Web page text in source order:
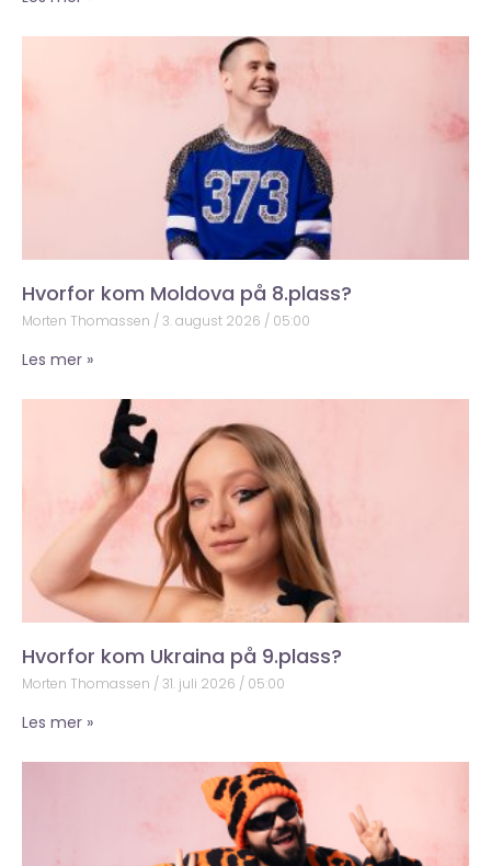
Hvorfor kom Moldova på 8.plass?
Morten Thomassen 3. august 2026 05:00
Les mer »
Hvorfor kom Ukraina på 9.plass?
Morten Thomassen 31. juli 2026 05:00
Les mer »